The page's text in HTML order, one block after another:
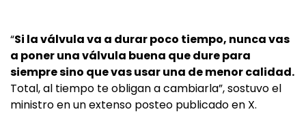
“Si la válvula va a durar poco tiempo, nunca vas
a poner una válvula buena que dure para
siempre sino que vas usar una de menor calidad.
Total, al tiempo te obligan a cambiarla”, sostuvo el
ministro en un extenso posteo publicado en X.